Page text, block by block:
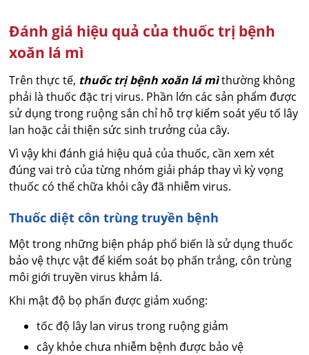
Đánh giá hiệu quả của thuốc trị bệnh
xoăn lá mì
Trên thực tế, thuốc trị bệnh xoăn lá mìthường không
phải là thuốc đặc trị virus. Phần lớn các sản phẩm được
sử dụng trong ruộng sắn chỉ hỗ trợ kiểm soát yếu tố lây
lan hoặc cải thiện sức sinh trưởng của cây.
Vì vậy khi đánh giá hiệu quả của thuốc, cần xem xét
đúng vai trò của từng nhóm giải pháp thay vì kỳ vọng
thuốc có thể chữa khỏi cây đã nhiễm virus.
Thuốc diệt côn trùng truyền bệnh
Một trong những biện pháp phổ biến là sử dụng thuốc
bảo vệ thực vật để kiểm soát bọ phấn trắng, côn trùng
môi giới truyền virus khảm lá.
Khi mật độ bọ phấn được giảm xuống:
tốc độ lây lan virus trong ruộng giảm
cây khỏe chưa nhiễm bệnh được bảo vệ